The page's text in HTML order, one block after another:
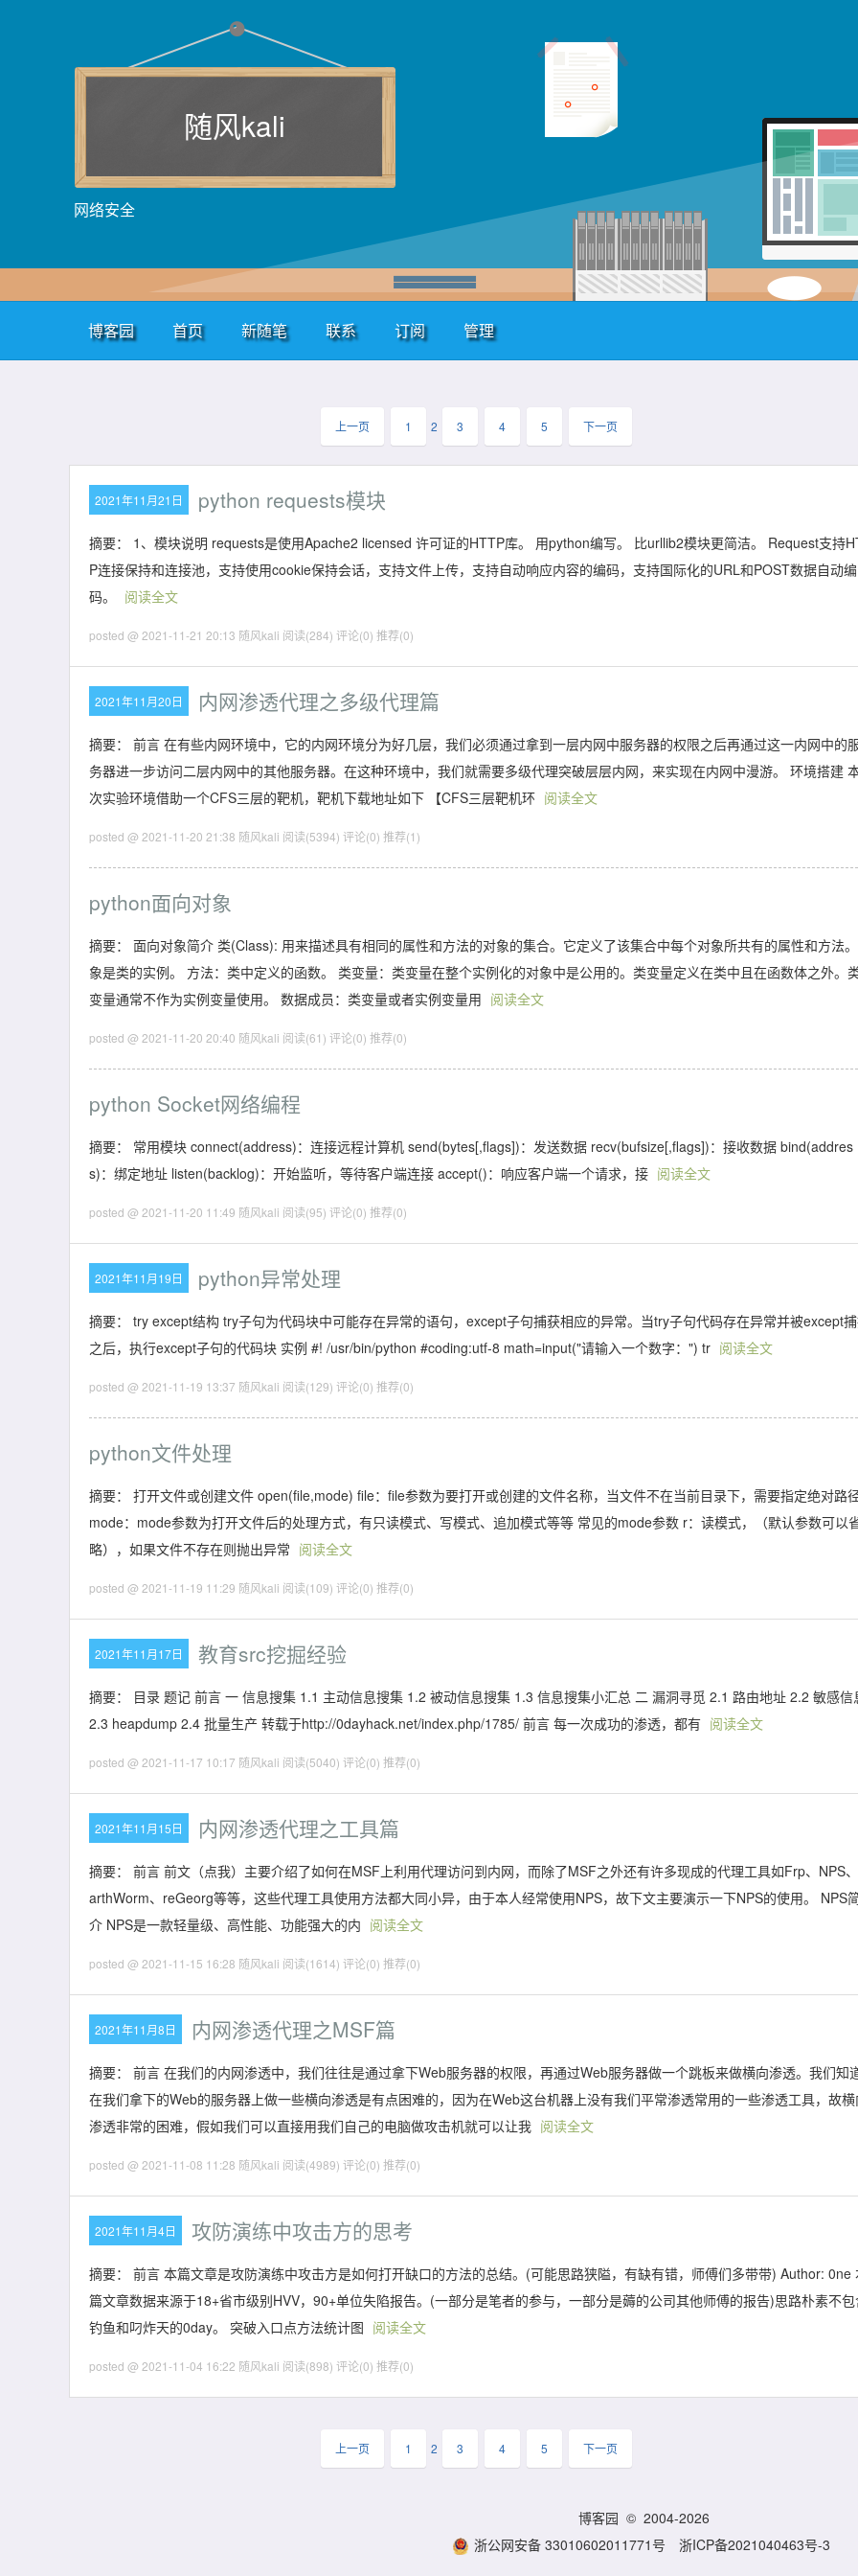
随风kali
网络安全
博客园 首页 新随笔 联系 订阅 管理
上一页 1 2 3 4 5 下一页
2021年11月21日 python requests模块
摘要： 1、模块说明 requests是使用Apache2 licensed 许可证的HTTP库。 用python编写。 比urllib2模块更简洁。 Request支持
P连接保持和连接池，支持使用cookie保持会话，支持文件上传，支持自动响应内容的编码，支持国际化的URL和POST数据自动编
码。
阅读全文
posted @ 2021-11-21 20:13 随风kali 阅读(284) 评论(0) 推荐(0)
2021年11月20日 内网渗透代理之多级代理篇
摘要： 前言 在有些内网环境中，它的内网环境分为好几层，我们必须通过拿到一层内网中服务器的权限之后再通过这一内网中的
务器进一步访问二层内网中的其他服务器。在这种环境中，我们就需要多级代理突破层层内网，来实现在内网中漫游。 环境搭建
次实验环境借助一个CFS三层的靶机，靶机下载地址如下 【CFS三层靶机环 阅读全文
posted @ 2021-11-20 21:38 随风kali 阅读(5394) 评论(0) 推荐(1)
python面向对象
摘要： 面向对象简介 类(Class): 用来描述具有相同的属性和方法的对象的集合。它定义了该集合中每个对象所共有的属性和方法
象是类的实例。 方法：类中定义的函数。 类变量：类变量在整个实例化的对象中是公用的。类变量定义在类中且在函数体之外。
变量通常不作为实例变量使用。 数据成员：类变量或者实例变量用 阅读全文
posted @ 2021-11-20 20:40 随风kali 阅读(61) 评论(0) 推荐(0)
python Socket网络编程
摘要： 常用模块 connect(address)：连接远程计算机 send(bytes[,flags])：发送数据 recv(bufsize[,flags])：接收数据 bind(addres
s)：绑定地址 listen(backlog)：开始监听，等待客户端连接 accept()：响应客户端一个请求，接 阅读全文
posted @ 2021-11-20 11:49 随风kali 阅读(95) 评论(0) 推荐(0)
2021年11月19日 python异常处理
摘要： try except结构 try子句为代码块中可能存在异常的语句，except子句捕获相应的异常。当try子句代码存在异常并被except
之后，执行except子句的代码块 实例 #! /usr/bin/python #coding:utf-8 math=input("请输入一个数字：") tr 阅读全文
posted @ 2021-11-19 13:37 随风kali 阅读(129) 评论(0) 推荐(0)
python文件处理
摘要： 打开文件或创建文件 open(file,mode) file：file参数为要打开或创建的文件名称，当文件不在当前目录下，需要指定绝对路
mode：mode参数为打开文件后的处理方式，有只读模式、写模式、追加模式等等 常见的mode参数 r：读模式，（默认参数可以
略），如果文件不存在则抛出异常 阅读全文
posted @ 2021-11-19 11:29 随风kali 阅读(109) 评论(0) 推荐(0)
2021年11月17日 教育src挖掘经验
摘要： 目录 题记 前言 一 信息搜集 1.1 主动信息搜集 1.2 被动信息搜集 1.3 信息搜集小汇总 二 漏洞寻觅 2.1 路由地址 2.2 敏感信
2.3 heapdump 2.4 批量生产 转载于http://0dayhack.net/index.php/1785/ 前言 每一次成功的渗透，都有 阅读全文
posted @ 2021-11-17 10:17 随风kali 阅读(5040) 评论(0) 推荐(0)
2021年11月15日 内网渗透代理之工具篇
摘要： 前言 前文（点我）主要介绍了如何在MSF上利用代理访问到内网，而除了MSF之外还有许多现成的代理工具如Frp、NPS
arthWorm、reGeorg等等，这些代理工具使用方法都大同小异，由于本人经常使用NPS，故下文主要演示一下NPS的使用。 NPS
介 NPS是一款轻量级、高性能、功能强大的内 阅读全文
posted @ 2021-11-15 16:28 随风kali 阅读(1614) 评论(0) 推荐(0)
2021年11月8日 内网渗透代理之MSF篇
摘要： 前言 在我们的内网渗透中，我们往往是通过拿下Web服务器的权限，再通过Web服务器做一个跳板来做横向渗透。我们知
在我们拿下的Web的服务器上做一些横向渗透是有点困难的，因为在Web这台机器上没有我们平常渗透常用的一些渗透工具，故
渗透非常的困难，假如我们可以直接用我们自己的电脑做攻击机就可以让我 阅读全文
posted @ 2021-11-08 11:28 随风kali 阅读(4989) 评论(0) 推荐(0)
2021年11月4日 攻防演练中攻击方的思考
摘要： 前言 本篇文章是攻防演练中攻击方是如何打开缺口的方法的总结。(可能思路狭隘，有缺有错，师傅们多带带) Author: 0ne
篇文章数据来源于18+省市级别HVV，90+单位失陷报告。(一部分是笔者的参与，一部分是薅的公司其他师傅的报告)思路朴素不
钓鱼和叼炸天的0day。 突破入口点方法统计图 阅读全文
posted @ 2021-11-04 16:22 随风kali 阅读(898) 评论(0) 推荐(0)
上一页 1 2 3 4 5 下一页
博客园 © 2004-2026
浙公网安备 33010602011771号
浙ICP备2021040463号-3